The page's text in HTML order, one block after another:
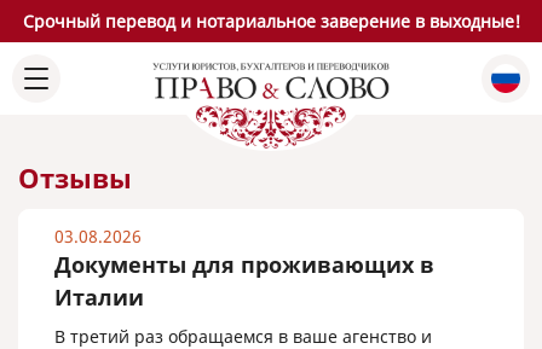
Срочный перевод и нотариальное заверение в выходные!
Отзывы
03.08.2026
Документы для проживающих в
Италии
В третий раз обращаемся в ваше агенство и